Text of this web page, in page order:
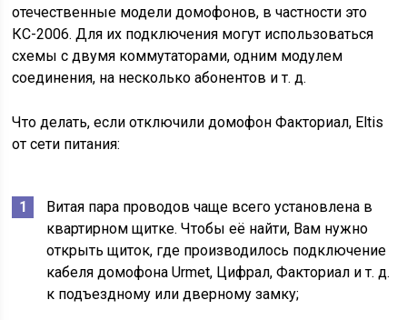
отечественные модели домофонов, в частности это
КС-2006. Для их подключения могут использоваться
схемы с двумя коммутаторами, одним модулем
соединения, на несколько абонентов и т. д.
Что делать, если отключили домофон Факториал, Eltis
от сети питания:
Витая пара проводов чаще всего установлена в
квартирном щитке. Чтобы её найти, Вам нужно
открыть щиток, где производилось подключение
кабеля домофона Urmet, Цифрал, Факториал и т. д.
к подъездному или дверному замку;